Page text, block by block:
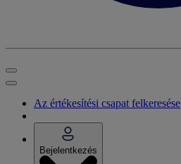
Az értékesítési csapat felkeresése
Bejelentkezés